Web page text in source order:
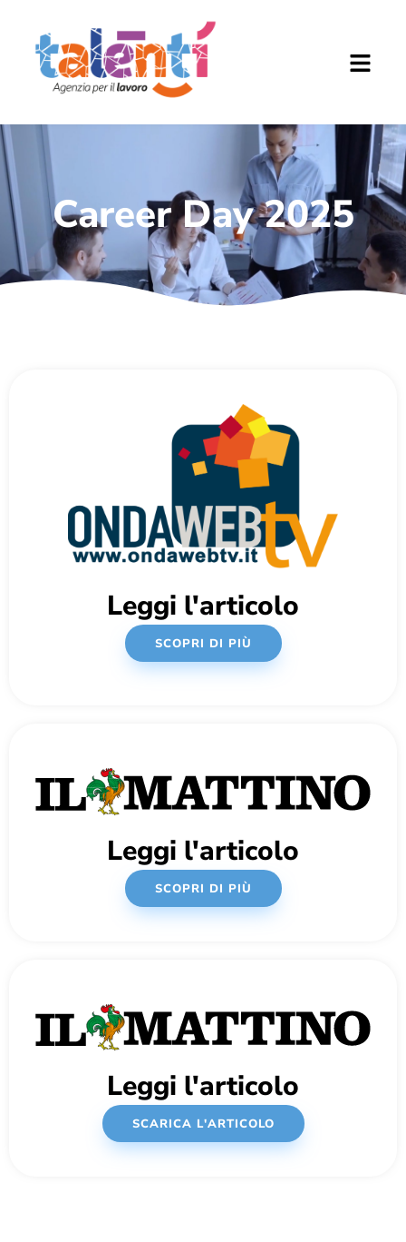
Career Day 2025
Leggi l'articolo
SCOPRI DI PIÙ
Leggi l'articolo
SCOPRI DI PIÙ
Leggi l'articolo
SCARICA L'ARTICOLO